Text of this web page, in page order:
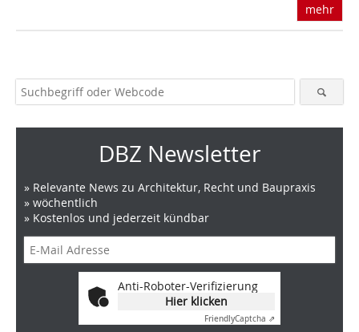
mehr
DBZ Newsletter
» Relevante News zu Architektur, Recht und Baupraxis
» wöchentlich
» Kostenlos und jederzeit kündbar
Anti-Roboter-Verifizierung
Hier klicken
FriendlyCaptcha ⇗